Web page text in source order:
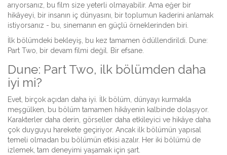
arıyorsanız, bu film size yeterli olmayabilir. Ama eğer bir
hikâyeyi, bir insanın iç dünyasını, bir toplumun kaderini anlamak
istiyorsanız - bu, sinemanın en güçlü örneklerinden biri.
İlk bölümdeki bekleyiş, bu kez tamamen ödüllendirildi. Dune:
Part Two, bir devam filmi değil. Bir efsane.
Dune: Part Two, ilk bölümden daha
iyi mi?
Evet, birçok açıdan daha iyi. İlk bölüm, dünyayı kurmakla
meşgülken, bu bölüm tamamen hikâyenin kalbinde dolaşıyor.
Karakterler daha derin, görseller daha etkileyici ve hikâye daha
çok duyguyu harekete geçiriyor. Ancak ilk bölümün yapısal
temeli olmadan bu bölümün etkisi azalır. Her iki bölümü de
izlemek, tam deneyimi yaşamak için şart.